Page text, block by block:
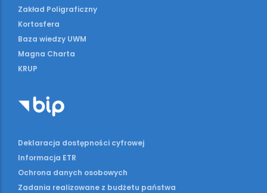
Zakład Poligraficzny
Kortosfera
Baza wiedzy UWM
Magna Charta
KRUP
Deklaracja dostępności cyfrowej
Informacja ETR
Ochrona danych osobowych
Zadania realizowane z budżetu państwa